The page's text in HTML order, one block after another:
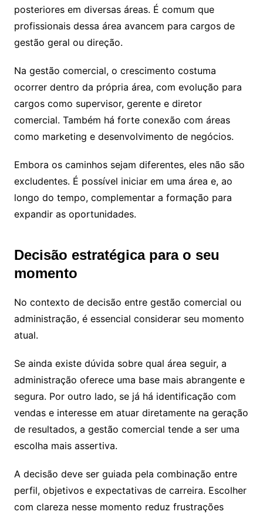
posteriores em diversas áreas. É comum que
profissionais dessa área avancem para cargos de
gestão geral ou direção.
Na gestão comercial, o crescimento costuma
ocorrer dentro da própria área, com evolução para
cargos como supervisor, gerente e diretor
comercial. Também há forte conexão com áreas
como marketing e desenvolvimento de negócios.
Embora os caminhos sejam diferentes, eles não são
excludentes. É possível iniciar em uma área e, ao
longo do tempo, complementar a formação para
expandir as oportunidades.
Decisão estratégica para o seu
momento
No contexto de decisão entre gestão comercial ou
administração, é essencial considerar seu momento
atual.
Se ainda existe dúvida sobre qual área seguir, a
administração oferece uma base mais abrangente e
segura. Por outro lado, se já há identificação com
vendas e interesse em atuar diretamente na geração
de resultados, a gestão comercial tende a ser uma
escolha mais assertiva.
A decisão deve ser guiada pela combinação entre
perfil, objetivos e expectativas de carreira. Escolher
com clareza nesse momento reduz frustrações